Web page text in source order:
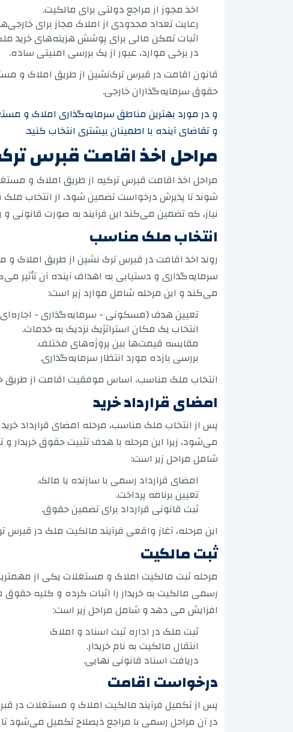
اخذ مجوز از مراجع دولتی برای مالکیت.
رعایت تعداد محدودی از املاک مجاز برای
اثبات تمکن مالی برای پوشش هزینه‌های خرید
در برخی موارد، عبور از یک بررسی امنیتی ساده.
قانون اقامت در قبرس ترک‌نشین از طریق املاک و
حقوق سرمایه‌گذاران خارجی.
و تقاضای آینده با اطمینان بیشتری انتخاب کنید.
مراحل اخذ اقامت قبرس
مراحل اخذ اقامت قبرس ترکیه از طریق املاک و
شوند تا پذیرش درخواست تضمین شود، از انتخاب
نیاز، که تضمین می‌کند این فرآیند به صورت قانونی
انتخاب ملک مناسب
روند اخذ اقامت در قبرس ترک نشین از طریق
سرمایه‌گذاری و دستیابی به اهداف آینده آن
می‌کند و این مرحله شامل موارد زیر است:
تعیین هدف (مسکونی - سرمایه‌گذاری -
انتخاب یک مکان استراتژیک نزدیک به خدمات.
مقایسه قیمت‌ها بین پروژه‌های مختلف.
بررسی بازده مورد انتظار سرمایه‌گذاری.
انتخاب ملک مناسب، اساس موفقیت اقامت از طریق
امضای قرارداد خرید
پس از انتخاب ملک مناسب، مرحله امضای قرارداد
می‌شود، زیرا این مرحله با هدف تثبیت حقوق
شامل مراحل زیر است:
امضای قرارداد رسمی با سازنده یا مالک.
تعیین برنامه پرداخت.
ثبت قانونی قرارداد برای تضمین حقوق.
این مرحله، آغاز واقعی فرآیند مالکیت ملک در قبرس
ثبت مالکیت
مرحله ثبت مالکیت املاک و مستغلات یکی از
رسمی مالکیت به خریدار را اثبات کرده و کلیه حقوق
افزایش می دهد و شامل مراحل زیر است:
ثبت ملک در اداره ثبت اسناد و املاک
انتقال مالکیت به نام خریدار.
دریافت اسناد قانونی نهایی.
درخواست اقامت
پس از تکمیل فرآیند مالکیت املاک و مستغلات
در آن مراحل رسمی با مراجع ذیصلاح تکمیل می‌شود